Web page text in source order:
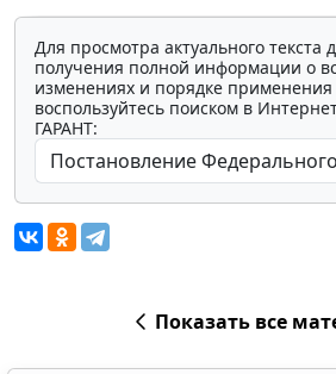
Для просмотра актуального текста
получения полной информации о
изменениях и порядке применения
воспользуйтесь поиском в
ГАРАНТ:
Показать все